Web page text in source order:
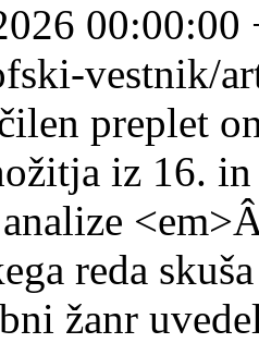
00:00:00
vestnik/
preplet
iz 16.
reda
žanr